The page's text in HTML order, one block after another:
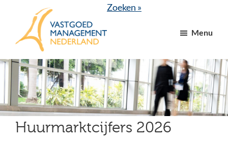
inhoud
VGM
NL
dé
branchevereniging
voor
vastgoed-
en
VvE
Zoeken »
Menu
Huurmarktcijfers 2026